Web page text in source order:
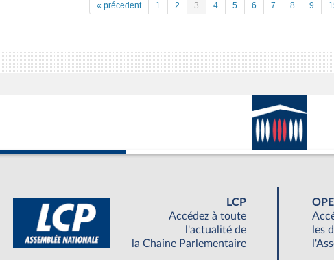
« précedent 1 2 3 4 5 6 7 8 9
LCP
Accédez à toute
l'actualité de
la Chaine Parlementaire
les